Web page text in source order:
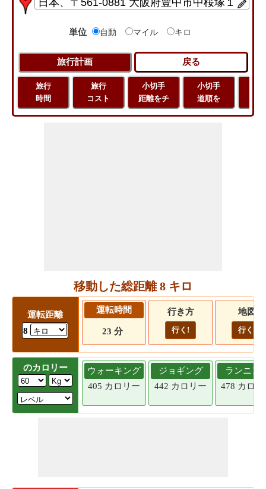
単位 自動 マイル キロ
旅行
時間
旅行
コスト
小切手
距離をチ
小切手
道順を
移動した総距離 8 キロ
運転距離
8
運転時間
23 分
行き方
行く!
地図
行く!
のカロリー
ウォーキング
405 カロリー
ジョギング
442 カロリー
ランニン
478 カロリ